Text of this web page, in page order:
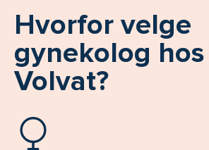
Hvorfor velge
gynekolog hos
Volvat?